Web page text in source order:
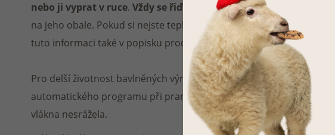
nebo ji vyprat v ruce. Vždy se řiďte podle pracích symbolů na
na jeho obale. Pokud si nejste teplotou praní jistí, na našem e-
tuto informaci také v popisku produktu.
Pro delší životnost bavlněných výrobků doporučujemesnížit
automatického programu při praní a sušit prádlo na nízkou teplotu,
vlákna nesrážela.